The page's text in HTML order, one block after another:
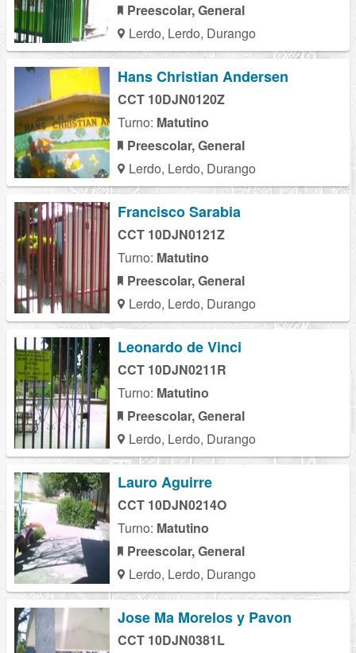
Preescolar, General
Lerdo, Lerdo, Durango
Hans Christian Andersen
CCT 10DJN0120Z
Turno: Matutino
Preescolar, General
Lerdo, Lerdo, Durango
Francisco Sarabia
CCT 10DJN0121Z
Turno: Matutino
Preescolar, General
Lerdo, Lerdo, Durango
Leonardo de Vinci
CCT 10DJN0211R
Turno: Matutino
Preescolar, General
Lerdo, Lerdo, Durango
Lauro Aguirre
CCT 10DJN0214O
Turno: Matutino
Preescolar, General
Lerdo, Lerdo, Durango
Jose Ma Morelos y Pavon
CCT 10DJN0381L